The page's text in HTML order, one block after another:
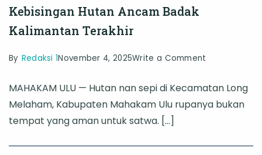
Kebisingan Hutan Ancam Badak
Kalimantan Terakhir
By Redaksi 1November 4, 2025Write a Comment
Aktivitas
Pencari
dan
MAHAKAM ULU — Hutan nan sepi di Kecamatan Long
Melaham, Kabupaten Mahakam Ulu rupanya bukan
tempat yang aman untuk satwa. […]